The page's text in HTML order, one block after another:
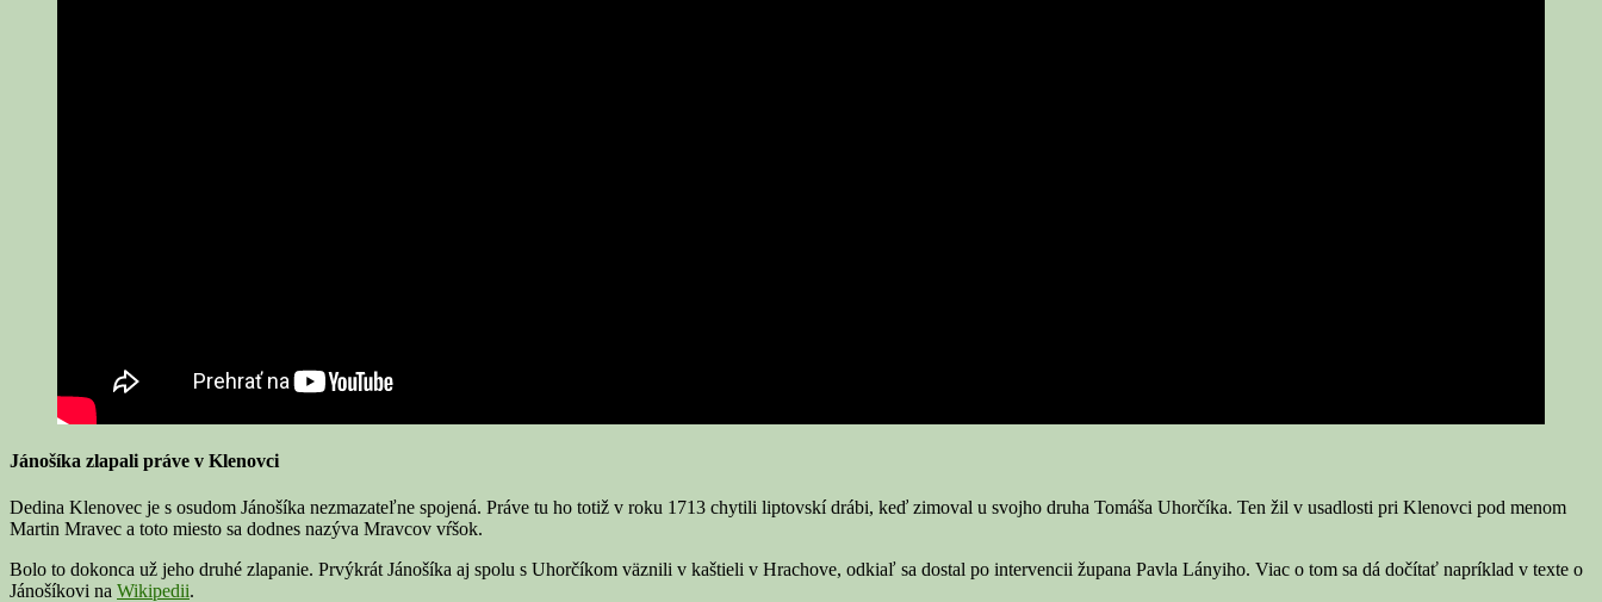
Jánošíka zlapali práve v Klenovci
Dedina Klenovec je s osudom Jánošíka nezmazateľne spojená. Práve tu ho totiž v roku 1713 chytili liptovskí drábi, keď zimoval u svojho druha Tomáša Uhorčíka. Ten žil v usadlosti pri Klenovci pod menom
Martin Mravec a toto miesto sa dodnes nazýva Mravcov vŕšok.
Bolo to dokonca už jeho druhé zlapanie. Prvýkrát Jánošíka aj spolu s Uhorčíkom väznili v kaštieli v Hrachove, odkiaľ sa dostal po intervencii župana Pavla Lányiho. Viac o tom sa dá dočítať napríklad v texte o
Jánošíkovi na Wikipedii.